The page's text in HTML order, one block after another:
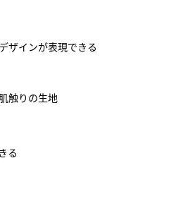
ザインが表現できる
触りの生地
る